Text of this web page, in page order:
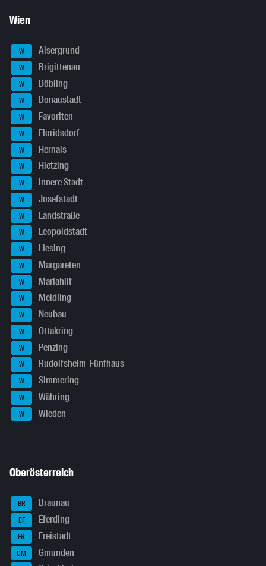
Wien
W Alsergrund
W Brigittenau
W Döbling
W Donaustadt
W Favoriten
W Floridsdorf
W Hernals
W Hietzing
W Innere Stadt
W Josefstadt
W Landstraße
W Leopoldstadt
W Liesing
W Margareten
W Mariahilf
W Meidling
W Neubau
W Ottakring
W Penzing
W Rudolfsheim-Fünfhaus
W Simmering
W Währing
W Wieden
Oberösterreich
BR Braunau
EF Eferding
FR Freistadt
GM Gmunden